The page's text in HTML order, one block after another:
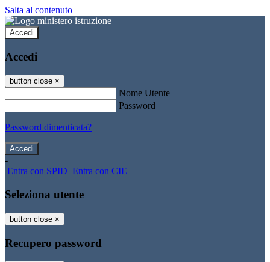
Salta al contenuto
Accedi
Accedi
button close ×
Nome Utente
Password
Password dimenticata?
-
Entra con SPID Entra con CIE
Seleziona utente
button close ×
Recupero password